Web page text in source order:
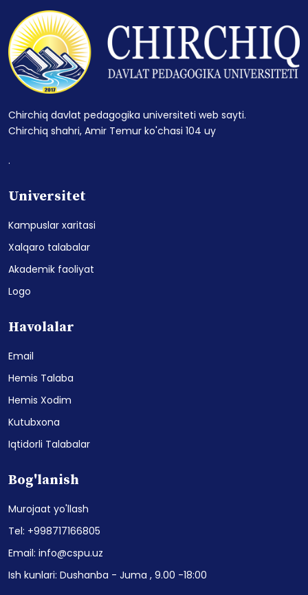
Chirchiq davlat pedagogika universiteti web sayti.
Chirchiq shahri, Amir Temur ko'chasi 104 uy
.
Universitet
Kampuslar xaritasi
Xalqaro talabalar
Akademik faoliyat
Logo
Havolalar
Email
Hemis Talaba
Hemis Xodim
Kutubxona
Iqtidorli Talabalar
Bog'lanish
Murojaat yo'llash
Tel: +998717166805
Email: info@cspu.uz
Ish kunlari: Dushanba - Juma , 9.00 -18:00